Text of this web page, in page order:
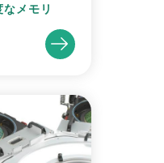
なメモリ